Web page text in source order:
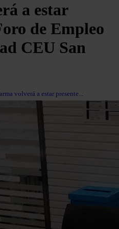
a estar
de Empleo
CEU San
volverá a estar presente...